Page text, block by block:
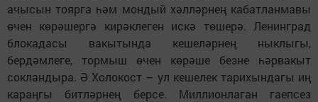
ачысын тоярга һәм мондый хәлләрнең кабатланмавы
өчен көрәшергә кирәклеген искә төшерә. Ленинград
блокадасы вакытында кешеләрнең ныклыгы,
бердәмлеге, тормыш өчен көрәше безне һәрвакыт
сокландыра. Ә Холокост – ул кешелек тарихындагы иң
караңгы битләрнең берсе. Миллионлаган гаепсез